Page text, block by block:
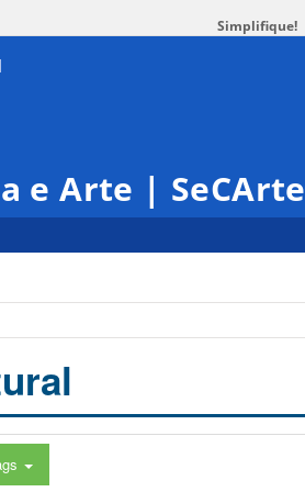
Simplifique!
e Arte | SeCArte